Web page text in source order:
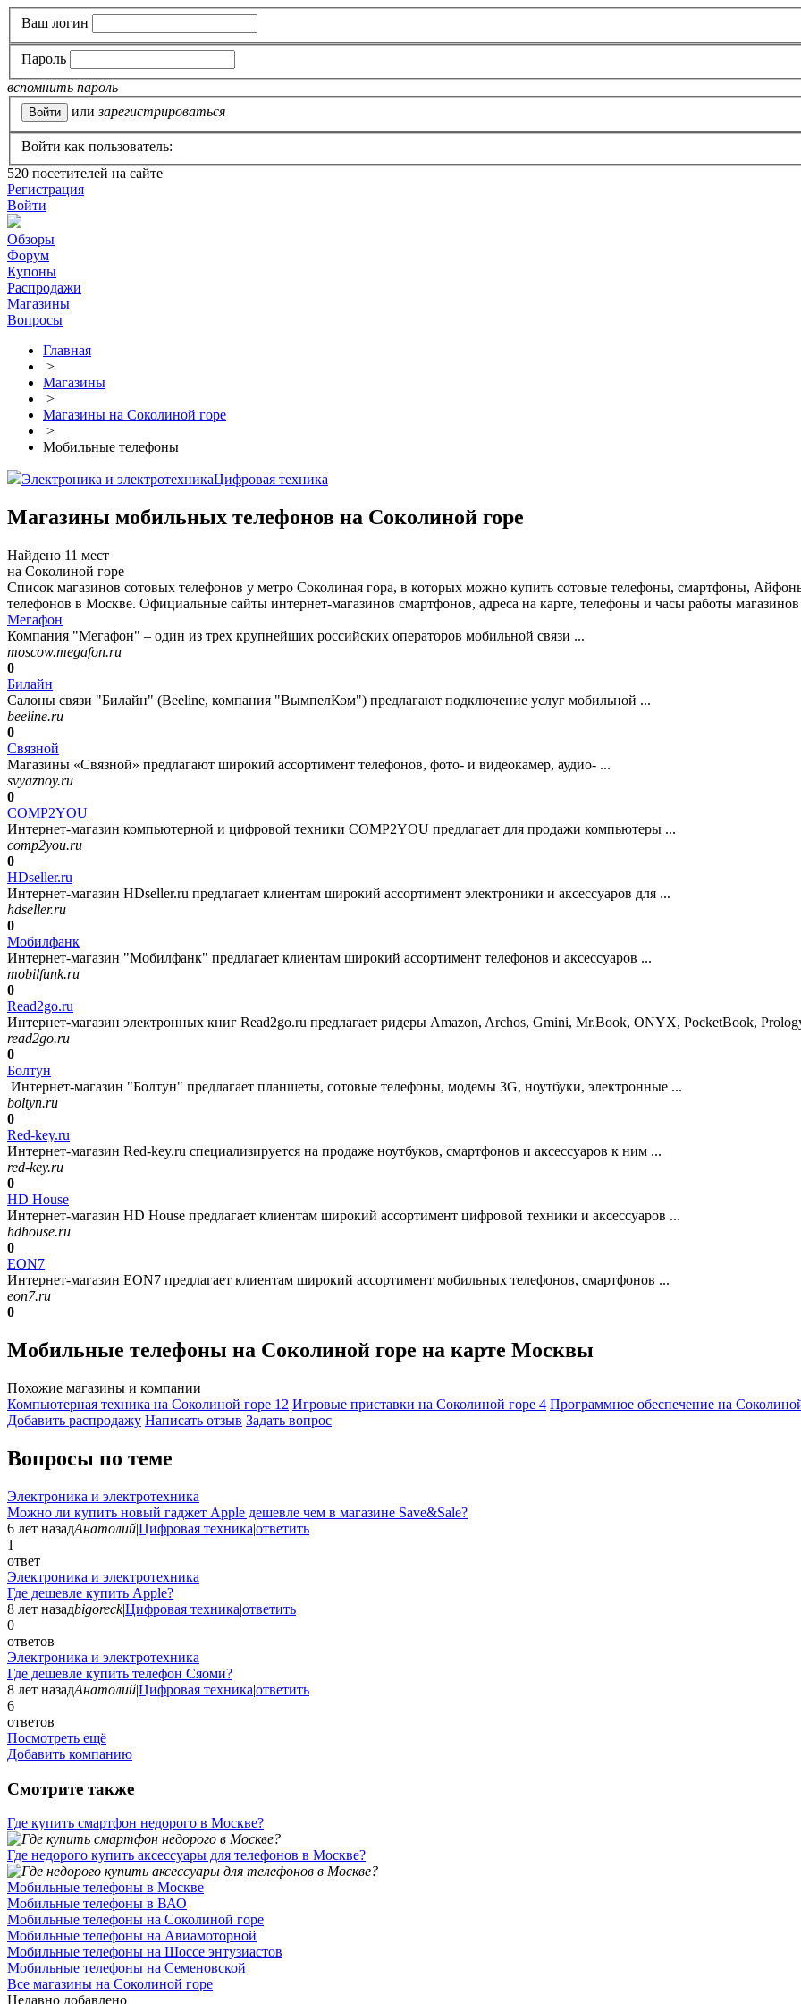
Ваш логин
Пароль
вспомнить пароль
или зарегистрироваться
Войти как пользователь:
520 посетителей на сайте
Регистрация
Войти
Обзоры
Форум
Купоны
Распродажи
Магазины
Вопросы
Главная
>
Магазины
>
Магазины на Соколиной горе
>
Мобильные телефоны
Электроника и электротехникаЦифровая техника
Магазины мобильных телефонов на Соколиной горе
Найдено 11 мест
на Соколиной горе
Список магазинов сотовых телефонов у метро Соколиная гора, в которых можно купить сотовые телефоны, смартфоны,
телефонов в Москве. Официальные сайты интернет-магазинов смартфонов, адреса на карте, телефоны и часы работы
Мегафон
Компания "Мегафон" – один из трех крупнейших российских операторов мобильной связи ...
moscow.megafon.ru
0
Билайн
Салоны связи "Билайн" (Beeline, компания "ВымпелКом") предлагают подключение услуг мобильной ...
beeline.ru
0
Связной
Магазины «Связной» предлагают широкий ассортимент телефонов, фото- и видеокамер, аудио- ...
svyaznoy.ru
0
COMP2YOU
Интернет-магазин компьютерной и цифровой техники COMP2YOU предлагает для продажи компьютеры ...
comp2you.ru
0
HDseller.ru
Интернет-магазин HDseller.ru предлагает клиентам широкий ассортимент электроники и аксессуаров для ...
hdseller.ru
0
Мобилфанк
Интернет-магазин "Мобилфанк" предлагает клиентам широкий ассортимент телефонов и аксессуаров ...
mobilfunk.ru
0
Read2go.ru
Интернет-магазин электронных книг Read2go.ru предлагает ридеры Amazon, Archos, Gmini, Mr.Book, ONYX, PocketBook,
read2go.ru
0
Болтун
Интернет-магазин "Болтун" предлагает планшеты, сотовые телефоны, модемы 3G, ноутбуки, электронные ...
boltyn.ru
0
Red-key.ru
Интернет-магазин Red-key.ru специализируется на продаже ноутбуков, смартфонов и аксессуаров к ним ...
red-key.ru
0
HD House
Интернет-магазин HD House предлагает клиентам широкий ассортимент цифровой техники и аксессуаров ...
hdhouse.ru
0
EON7
Интернет-магазин EON7 предлагает клиентам широкий ассортимент мобильных телефонов, смартфонов ...
eon7.ru
0
Мобильные телефоны на Соколиной горе на карте Москвы
Похожие магазины и компании
Компьютерная техника на Соколиной горе 12 Игровые приставки на Соколиной горе 4 Программное обеспечение на
Добавить раcпродажу Написать отзыв Задать вопрос
Вопросы по теме
Электроника и электротехника
Можно ли купить новый гаджет Apple дешевле чем в магазине Save&Sale?
6 лет назадАнатолий|Цифровая техника|ответить
1
ответ
Электроника и электротехника
Где дешевле купить Apple?
8 лет назадbigoreck|Цифровая техника|ответить
0
ответов
Электроника и электротехника
Где дешевле купить телефон Сяоми?
8 лет назадАнатолий|Цифровая техника|ответить
6
ответов
Посмотреть ещё
Добавить компанию
Смотрите также
Где купить смартфон недорого в Москве?
Где недорого купить аксессуары для телефонов в Москве?
Мобильные телефоны в Москве
Мобильные телефоны в ВАО
Мобильные телефоны на Соколиной горе
Мобильные телефоны на Авиамоторной
Мобильные телефоны на Шоссе энтузиастов
Мобильные телефоны на Семеновской
Все магазины на Соколиной горе
Недавно добавлено